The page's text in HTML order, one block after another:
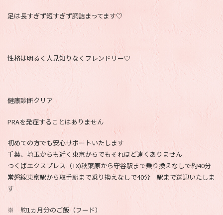
足は長すぎず短すぎず胴詰まってます♡
性格は明るく人見知りなくフレンドリー♡
健康診断クリア
PRAを発症することはありません
初めての方でも安心サポートいたします
千葉、埼玉からも近く東京からでもそれほど遠くありません
つくばエクスプレス（TX)秋葉原から守谷駅まで乗り換えなしで約40分
常磐線東京駅から取手駅まで乗り換えなしで40分 駅まで送迎いたしま
す
※ 約1ヵ月分のご飯（フード）